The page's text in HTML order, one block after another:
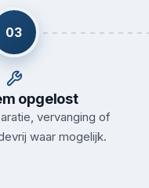
03
opgelost
vervanging of
waar mogelijk.